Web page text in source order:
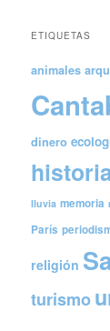
ETIQUETAS
animales
dinero
lluvia memoria
París
religión
turismo